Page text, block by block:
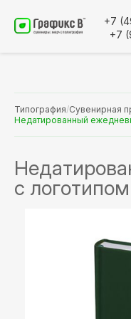
+7
+7
Типография/Сувенирная
Недатированный
с